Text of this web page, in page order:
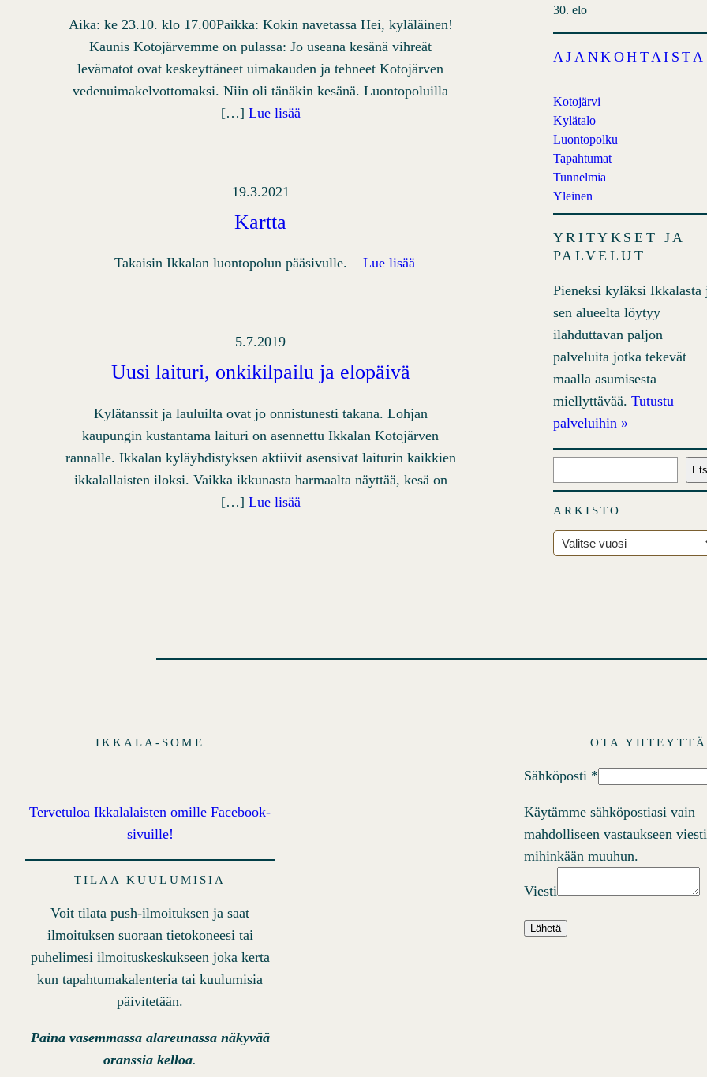
Aika: ke 23.10. klo 17.00Paikka: Kokin navetassa Hei, kyläläinen!
Kaunis Kotojärvemme on pulassa: Jo useana kesänä vihreät
levämatot ovat keskeyttäneet uimakauden ja tehneet Kotojärven
vedenuimakelvottomaksi. Niin oli tänäkin kesänä. Luontopoluilla
[…] Lue lisää
19.3.2021
Kartta
Takaisin Ikkalan luontopolun pääsivulle. Lue lisää
5.7.2019
Uusi laituri, onkikilpailu ja elopäivä
Kylätanssit ja lauluilta ovat jo onnistunesti takana. Lohjan
kaupungin kustantama laituri on asennettu Ikkalan Kotojärven
rannalle. Ikkalan kyläyhdistyksen aktiivit asensivat laiturin kaikkien
ikkalallaisten iloksi. Vaikka ikkunasta harmaalta näyttää, kesä on
[…] Lue lisää
30. elo
AJANKOHTAISTA
Kotojärvi
Kylätalo
Luontopolku
Tapahtumat
Tunnelmia
Yleinen
YRITYKSET JA
PALVELUT
Pieneksi kyläksi Ikkalasta
sen alueelta löytyy
ilahduttavan paljon
palveluita jotka tekevät
maalla asumisesta
miellyttävää. Tutustu
palveluihin »
t
s
i
ARKISTO
A
IKKALA-SOME
Tervetuloa Ikkalalaisten omille Facebook-
sivuille!
TILAA KUULUMISIA
Voit tilata push-ilmoituksen ja saat
ilmoituksen suoraan tietokoneesi tai
puhelimesi ilmoituskeskukseen joka kerta
kun tapahtumakalenteria tai kuulumisia
päivitetään.
Paina vasemmassa alareunassa näkyvää
oranssia kelloa.
OTA YHTEYTTÄ
Sähköposti *
Käytämme sähköpostiasi vain
mahdolliseen vastaukseen
mihinkään muuhun.
Viesti
Lähetä